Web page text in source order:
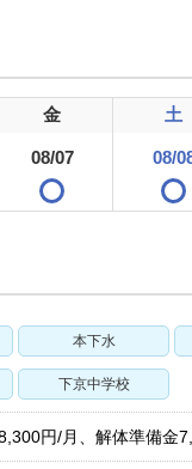
金
08/07
土
08/
本下水
下京中学校
円/月、解体準備金